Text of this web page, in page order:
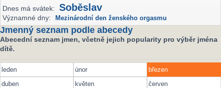
Dnes má svátek: Soběslav
Významné dny: Mezinárodní den ženského orgasmu
Jmenný seznam podle abecedy
Abecední seznam jmen, včetně jejich popularity pro výběr jména
dítě.
leden únor
březen
duben
květen
červen